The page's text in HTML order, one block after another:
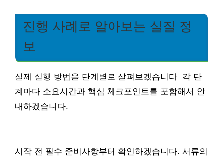
진행 사례로 알아보는 실질 정
보
실제 실행 방법을 단계별로 살펴보겠습니다. 각 단
계마다 소요시간과 핵심 체크포인트를 포함해서 안
내하겠습니다.
시작 전 필수 준비사항부터 확인하겠습니다. 서류의